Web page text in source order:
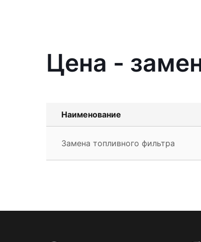
Цена -
Наименование
Замена топливного фильтра